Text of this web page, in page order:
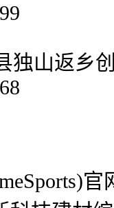
独山返乡